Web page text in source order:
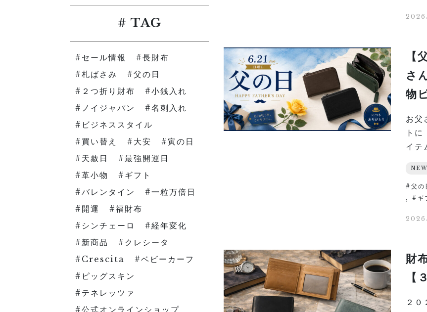
# TAG
セール情報
長財布
札ばさみ
父の日
２つ折り財布
小銭入れ
ノイジャパン
名刺入れ
ビジネススタイル
買い替え
大安
寅の日
天赦日
最強開運日
革小物
ギフト
バレンタイン
一粒万倍日
開運
福財布
シンチェーロ
経年変化
新商品
クレシータ
Crescita
ベビーカーフ
ピッグスキン
テネレッツァ
公式オンラインショップ
【
さ
物
お父
ト
イテ
父の
, ギ
財
【
２